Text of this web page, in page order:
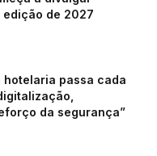
de 2027
hotelaria passa cada
da segurança”